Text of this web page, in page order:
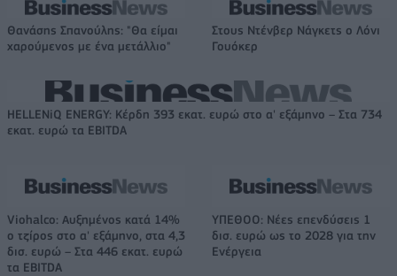
Θανάσης Σπανούλης: "Θα είμαι
χαρούμενος με ένα μετάλλιο"
Στους Ντένβερ Νάγκετς ο Λόνι
Γουόκερ
HELLENiQ ENERGY: Κέρδη 393 εκατ. ευρώ στο α' εξάμηνο – Στα 734
εκατ. ευρώ τα EBITDA
Viohalco: Αυξημένος κατά 14%
ο τζίρος στο α' εξάμηνο, στα 4,3
δισ. ευρώ – Στα 446 εκατ. ευρώ
τα EBITDA
ΥΠΕΘΟΟ: Νέες επενδύσεις 1
δισ. ευρώ ως το 2028 για την
Ενέργεια